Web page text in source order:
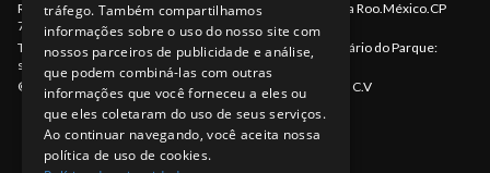
Rancho Xcaret,Playa del Carmen,998-883-3143 Quintana Roo.México.CP
77580.
Telefone Cancún: 998-883-3143 www.xcaret.com/pt/
Horário do Parque:
segunda a domingo das 8:30 a.m. às 10:30 p.m. (EST)
©Copyright 2026 Experiencias Xcaret Parques, S.A.P.I. de C.V
tráfego. Também compartilhamos
informações sobre o uso do nosso site com
nossos parceiros de publicidade e análise,
que podem combiná-las com outras
informações que você forneceu a eles ou
que eles coletaram do uso de seus serviços.
Ao continuar navegando, você aceita nossa
política de uso de cookies.